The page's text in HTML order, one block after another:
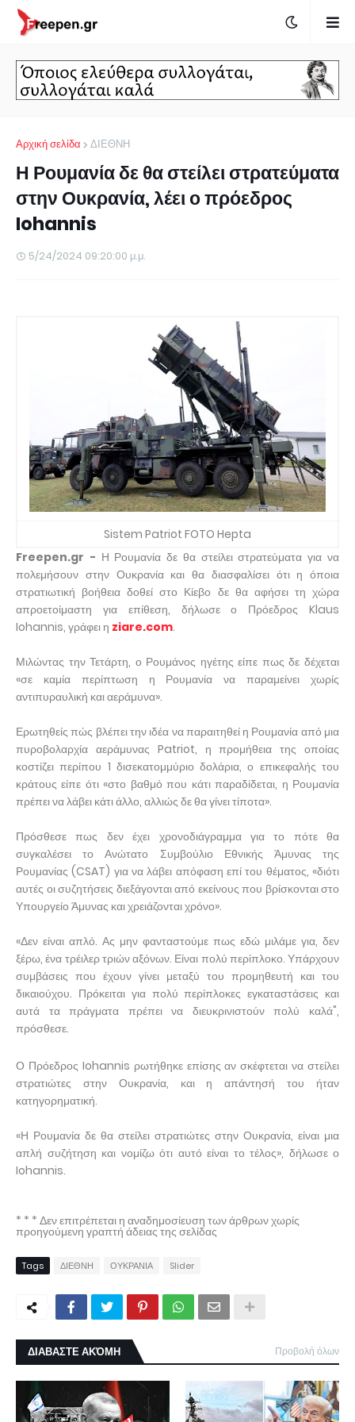
Αρχική σελίδα ΔΙΕΘΝΗ
Η Ρουμανία δε θα στείλει στρατεύματα
στην Ουκρανία, λέει ο πρόεδρος
Iohannis
5/24/2024 09:20:00 μ.μ.
Sistem Patriot FOTO Hepta
Freepen.gr - Η Ρουμανία δε θα στείλει στρατεύματα για να
πολεμήσουν στην Ουκρανία και θα διασφαλίσει ότι η όποια
στρατιωτική βοήθεια δοθεί στο Κίεβο δε θα αφήσει τη χώρα
απροετοίμαστη για επίθεση, δήλωσε ο Πρόεδρος Klaus
Iohannis, γράφει η ziare.com.
Μιλώντας την Τετάρτη, ο Ρουμάνος ηγέτης είπε πως δε δέχεται
«σε καμία περίπτωση η Ρουμανία να παραμείνει χωρίς
αντιπυραυλική και αεράμυνα».
Ερωτηθείς πώς βλέπει την ιδέα να παραιτηθεί η Ρουμανία από μια
πυροβολαρχία αεράμυνας Patriot, η προμήθεια της οποίας
κοστίζει περίπου 1 δισεκατομμύριο δολάρια, ο επικεφαλής του
κράτους είπε ότι «στο βαθμό που κάτι παραδίδεται, η Ρουμανία
πρέπει να λάβει κάτι άλλο, αλλιώς δε θα γίνει τίποτα».
Πρόσθεσε πως δεν έχει χρονοδιάγραμμα για το πότε θα
συγκαλέσει το Ανώτατο Συμβούλιο Εθνικής Άμυνας της
Ρουμανίας (CSAT) για να λάβει απόφαση επί του θέματος, «διότι
αυτές οι συζητήσεις διεξάγονται από εκείνους που βρίσκονται στο
Υπουργείο Άμυνας και χρειάζονται χρόνο».
«Δεν είναι απλό. Ας μην φανταστούμε πως εδώ μιλάμε για, δεν
ξέρω, ένα τρέιλερ τριών αξόνων. Είναι πολύ περίπλοκο. Υπάρχουν
συμβάσεις που έχουν γίνει μεταξύ του προμηθευτή και του
δικαιούχου. Πρόκειται για πολύ περίπλοκες εγκαταστάσεις και
αυτά τα πράγματα πρέπει να διευκρινιστούν πολύ καλά",
πρόσθεσε.
Ο Πρόεδρος Iohannis ρωτήθηκε επίσης αν σκέφτεται να στείλει
στρατιώτες στην Ουκρανία, και η απάντησή του ήταν
κατηγορηματική.
«Η Ρουμανία δε θα στείλει στρατιώτες στην Ουκρανία, είναι μια
απλή συζήτηση και νομίζω ότι αυτό είναι το τέλος», δήλωσε ο
Iohannis.
* * * Δεν επιτρέπεται η αναδημοσίευση των άρθρων χωρίς
προηγούμενη γραπτή άδειας της σελίδας
Tags ΔΙΕΘΝΗ ΟΥΚΡΑΝΙΑ Slider
ΔΙΑΒΑΣΤΕ ΑΚΌΜΗ Προβολή όλων